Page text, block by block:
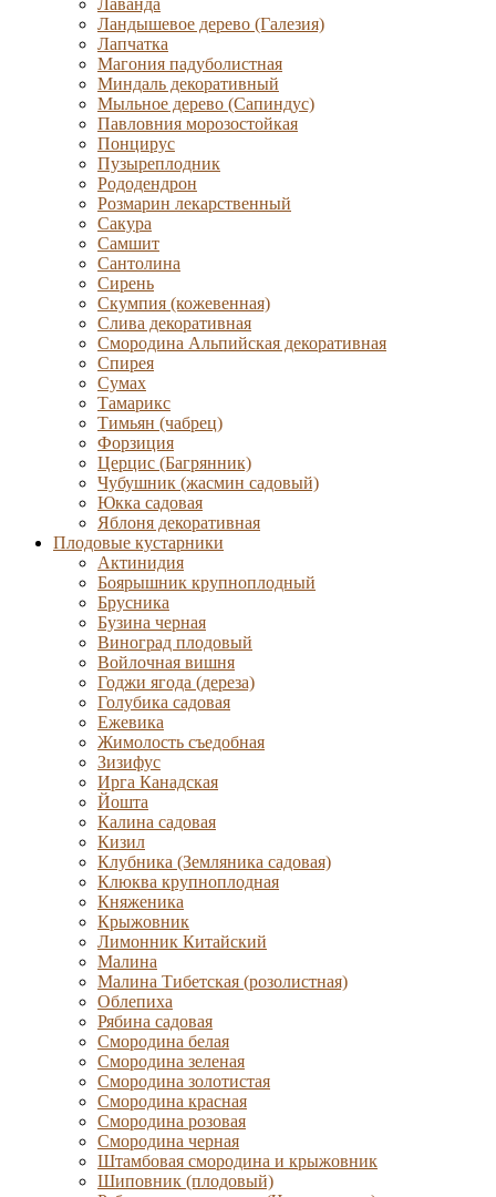
Лаванда
Ландышевое дерево (Галезия)
Лапчатка
Магония падуболистная
Миндаль декоративный
Мыльное дерево (Сапиндус)
Павловния морозостойкая
Понцирус
Пузыреплодник
Рододендрон
Розмарин лекарственный
Сакура
Самшит
Сантолина
Сирень
Скумпия (кожевенная)
Слива декоративная
Смородина Альпийская декоративная
Спирея
Сумах
Тамарикс
Тимьян (чабрец)
Форзиция
Церцис (Багрянник)
Чубушник (жасмин садовый)
Юкка садовая
Яблоня декоративная
Плодовые кустарники
Актинидия
Боярышник крупноплодный
Брусника
Бузина черная
Виноград плодовый
Войлочная вишня
Годжи ягода (дереза)
Голубика садовая
Ежевика
Жимолость съедобная
Зизифус
Ирга Канадская
Йошта
Калина садовая
Кизил
Клубника (Земляника садовая)
Клюква крупноплодная
Княженика
Крыжовник
Лимонник Китайский
Малина
Малина Тибетская (розолистная)
Облепиха
Рябина садовая
Смородина белая
Смородина зеленая
Смородина золотистая
Смородина красная
Смородина розовая
Смородина черная
Штамбовая смородина и крыжовник
Шиповник (плодовый)